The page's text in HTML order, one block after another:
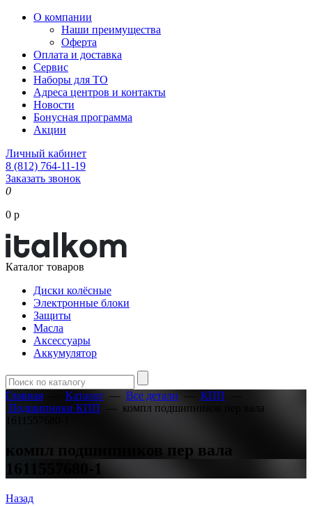
О компании
Наши преимущества
Оферта
Оплата и доставка
Сервис
Наборы для ТО
Адреса центров и контакты
Новости
Бонусная программа
Акции
Личный кабинет
8 (812) 764-11-19
Заказать звонок
0
0 р
Каталог товаров
Диски колёсные
Электронные блоки
Защиты
Масла
Аксессуары
Аккумулятор
Главная Каталог — Все детали — КПП
Подшипники КПП — компл подшипников пер вала
1611557680-1
компл подшипников пер вала
1611557680-1
Назад